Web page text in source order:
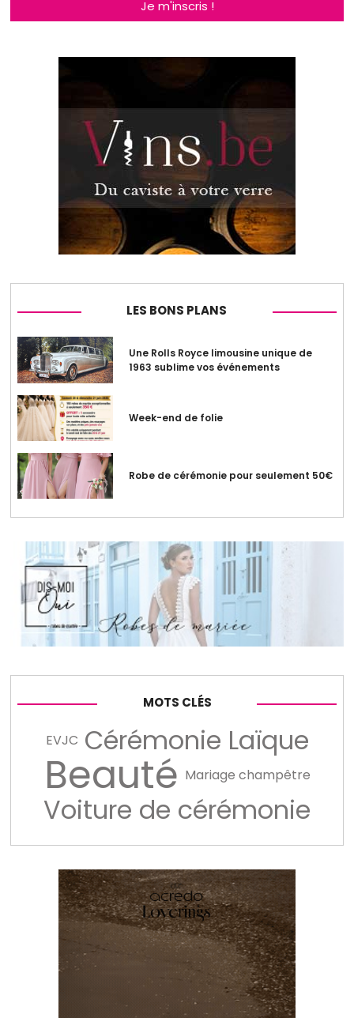
Je m'inscris !
LES BONS PLANS
Une Rolls Royce limousine unique de
1963 sublime vos événements
Week-end de folie
Robe de cérémonie pour seulement 50€
MOTS CLÉS
EVJC Cérémonie Laïque
Beauté Mariage champêtre
Voiture de cérémonie